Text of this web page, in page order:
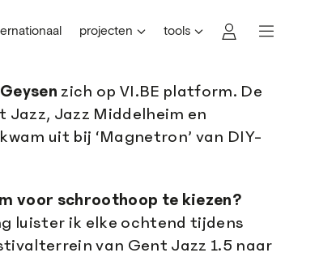
projecten tools
zich op VI.BE platform. De
Jazz Middelheim en
uit bij ‘Magnetron’ van DIY-
voor schroothoop te kiezen?
luister ik elke ochtend tijdens
van Gent Jazz 1.5 naar